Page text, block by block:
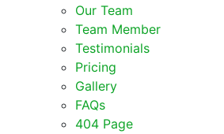
Our Team
Team Member
Testimonials
Pricing
Gallery
FAQs
404 Page